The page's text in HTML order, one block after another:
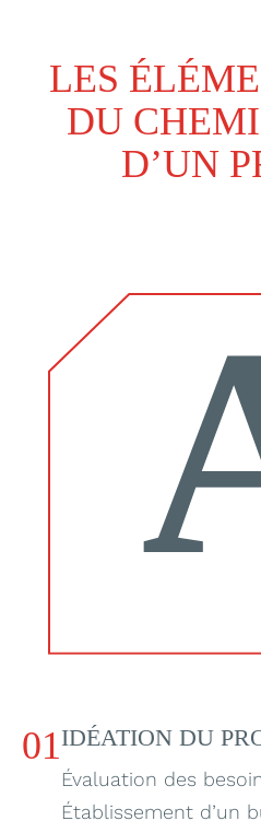
LES
DU
D’UN
01IDÉATION DU
Évaluation des
Établissement d’un